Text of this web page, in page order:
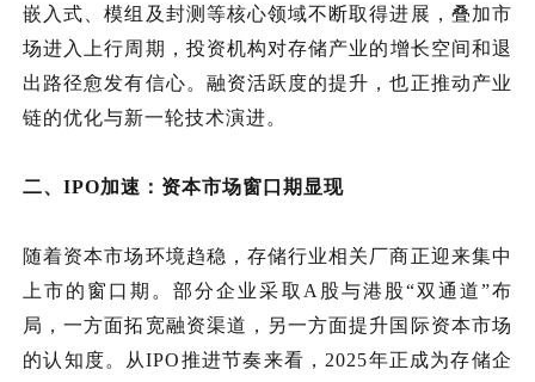
嵌入式、模组及封测等核心领域不断取得进展，叠加市
场进入上行周期，投资机构对存储产业的增长空间和退
出路径愈发有信心。融资活跃度的提升，也正推动产业
链的优化与新一轮技术演进。
二、IPO加速：资本市场窗口期显现
随着资本市场环境趋稳，存储行业相关厂商正迎来集中
上市的窗口期。部分企业采取 A股与港股“双通道”布
局，一方面拓宽融资渠道，另一方面提升国际资本市场
的认知度。从IPO推进节奏来看，2025年正成为存储企